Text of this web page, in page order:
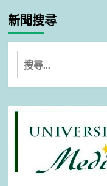
新聞搜尋
搜
尋
關
鍵